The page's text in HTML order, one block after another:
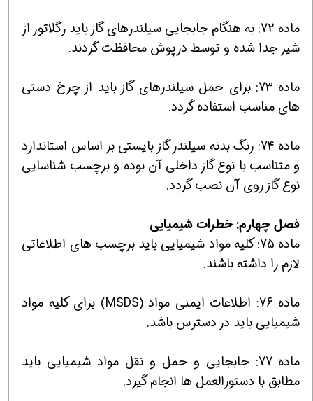
ماده 72: به هنگام جابجایی سیلندرهای گاز باید رگلاتور از
شیر جدا شده و توسط درپوش محافظت گردند.
ماده 73: برای حمل سیلندرهای گاز باید از چرخ دستی
های مناسب استفاده گردد.
ماده 74: رنگ بدنه سیلندر گاز بایستی بر اساس استاندارد
و متناسب با نوع گاز داخلی آن بوده و برچسب شناسایی
نوع گاز روی آن نصب گردد.
فصل چهارم: خطرات شیمیایی
ماده 75: كلیه مواد شیمیایی باید برچسب های اطلاعاتی
لازم را داشته باشند.
ماده 76: اطلاعات ایمنی مواد (MSDS) برای كلیه مواد
شیمیایی باید در دسترس باشد.
ماده 77: جابجایی و حمل و نقل مواد شیمیایی باید
مطابق با دستورالعمل ها انجام گیرد.